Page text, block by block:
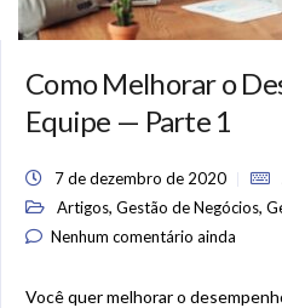
Como Melhorar o
Equipe — Parte 1
7 de dezembro de 2020
Artigos, Gestão de Negócios,
Nenhum comentário ainda
Você quer melhorar o